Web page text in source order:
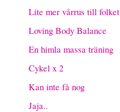
Lite mer vårrus till folket
Loving Body Balance
En himla massa träning
Cykel x 2
Kan inte få nog
Jaja..